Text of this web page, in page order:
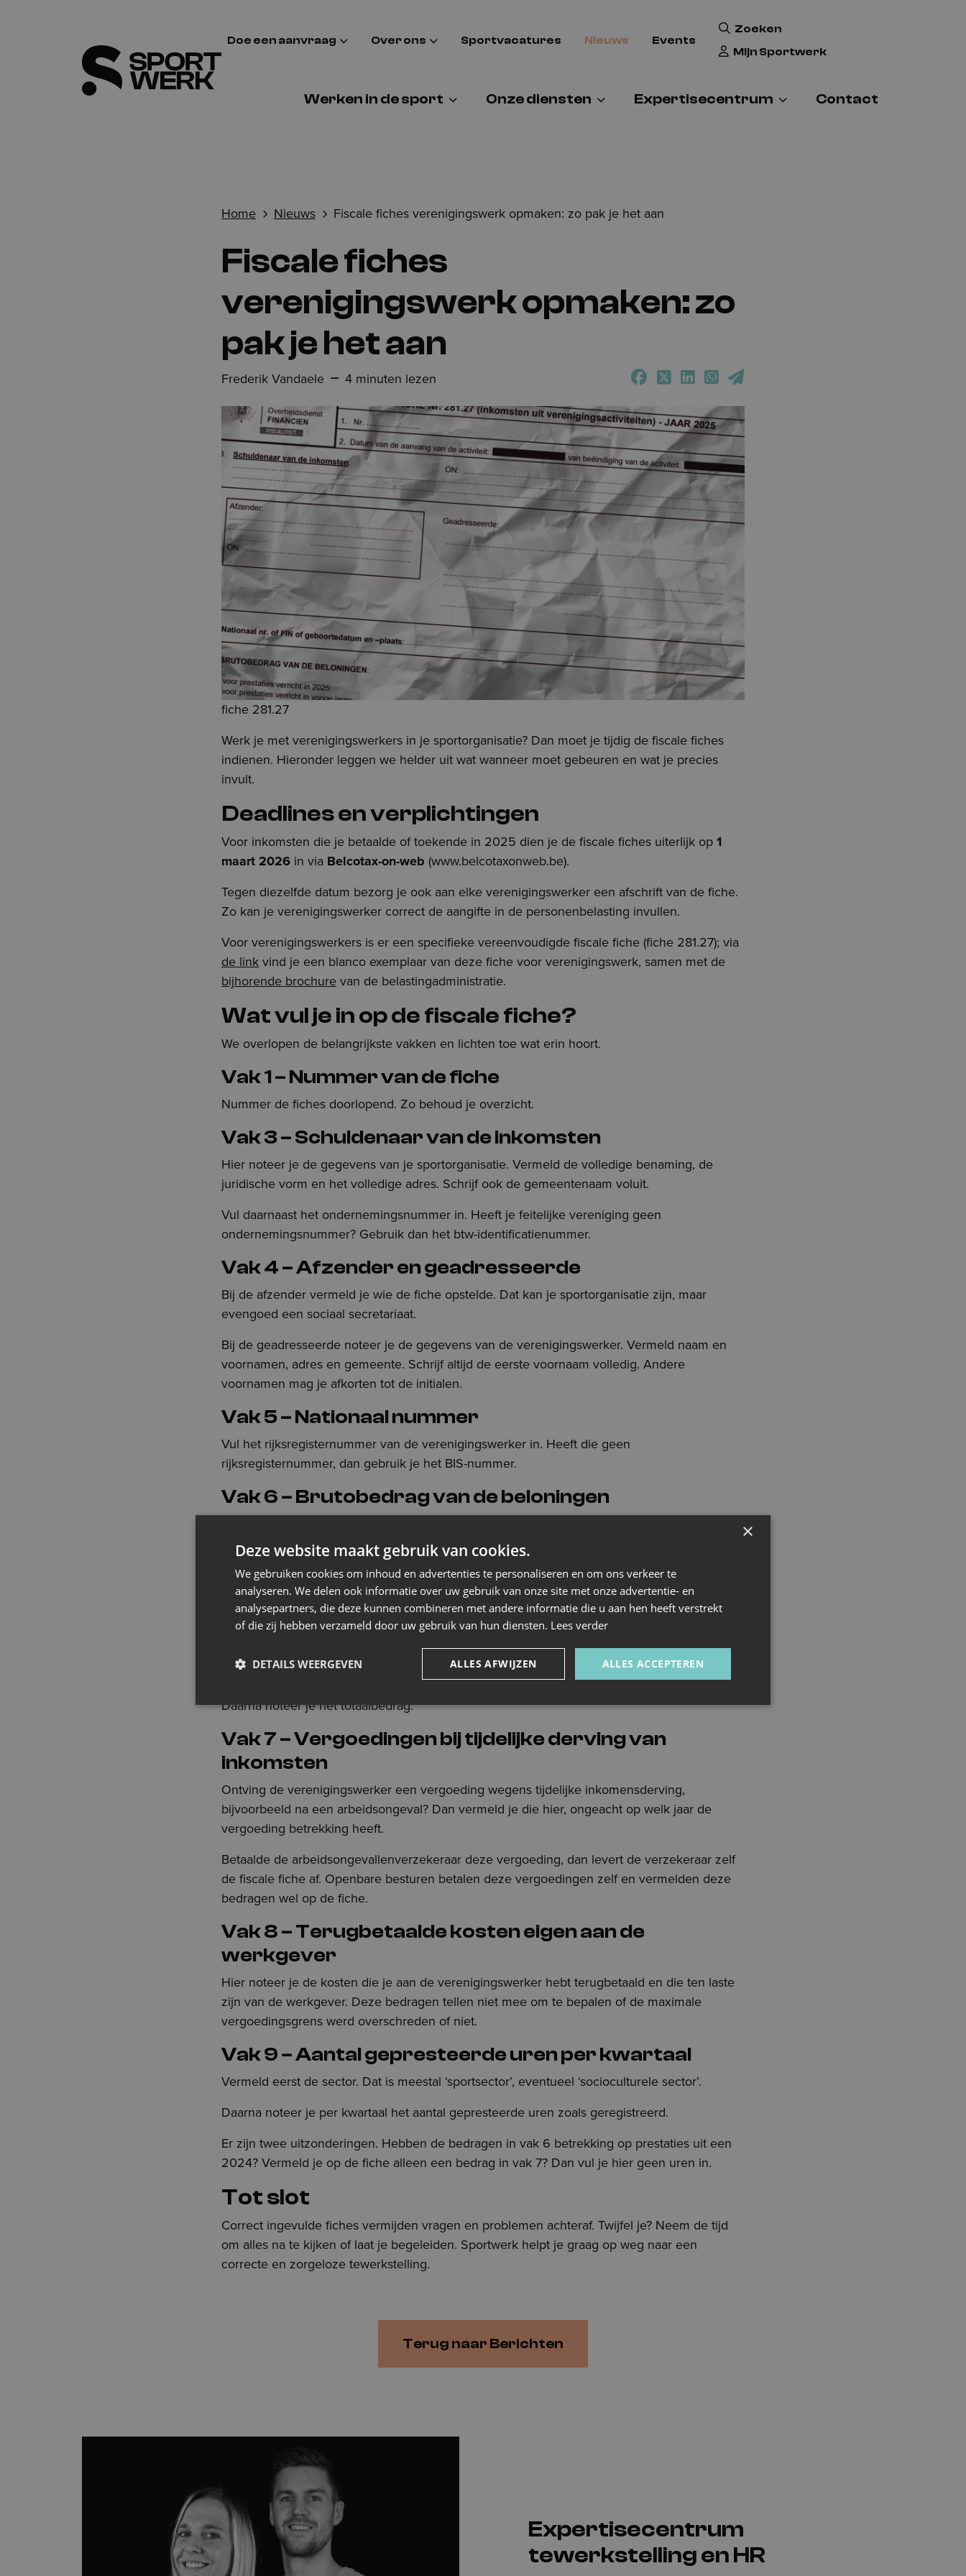
Doe een aanvraag Over ons Sportvacatures Nieuws Events
Zoeken
Mijn Sportwerk
Werken in de sport Onze diensten Expertisecentrum Contact
Home Nieuws Fiscale fiches verenigingswerk opmaken: zo pak je het aan
Fiscale fiches
verenigingswerk opmaken: zo
pak je het aan
Frederik Vandaele 4 minuten lezen Facebook
TwitterLinkedInWhatsApp
Email
fiche 281.27
Werk je met verenigingswerkers in je sportorganisatie? Dan moet je tijdig de fiscale fiches
indienen. Hieronder leggen we helder uit wat wanneer moet gebeuren en wat je precies
invult.
Deadlines en verplichtingen
Voor inkomsten die je betaalde of toekende in 2025 dien je de fiscale fiches uiterlijk op1
maart 2026 in via Belcotax-on-web (www.belcotaxonweb.be).
Tegen diezelfde datum bezorg je ook aan elke verenigingswerker een afschrift van de fiche.
Zo kan je verenigingswerker correct de aangifte in de personenbelasting invullen.
Voor verenigingswerkers is er een specifieke vereenvoudigde fiscale fiche (fiche 281.27); via
de linkvind je een blanco exemplaar van deze fiche voor verenigingswerk, samen met de
bijhorende brochurevan de belastingadministratie.
Wat vul je in op de fiscale fiche?
We overlopen de belangrijkste vakken en lichten toe wat erin hoort.
Vak 1 – Nummer van de fiche
Nummer de fiches doorlopend. Zo behoud je overzicht.
Vak 3 – Schuldenaar van de inkomsten
Hier noteer je de gegevens van je sportorganisatie. Vermeld de volledige benaming, de
juridische vorm en het volledige adres. Schrijf ook de gemeentenaam voluit.
Vul daarnaast het ondernemingsnummer in. Heeft je feitelijke vereniging geen
ondernemingsnummer? Gebruik dan het btw-identificatienummer.
Vak 4 – Afzender en geadresseerde
Bij de afzender vermeld je wie de fiche opstelde. Dat kan je sportorganisatie zijn, maar
evengoed een sociaal secretariaat.
Bij de geadresseerde noteer je de gegevens van de verenigingswerker. Vermeld naam en
voornamen, adres en gemeente. Schrijf altijd de eerste voornaam volledig. Andere
voornamen mag je afkorten tot de initialen.
Vak 5 – Nationaal nummer
Vul het rijksregisternummer van de verenigingswerker in. Heeft die geen
rijksregisternummer, dan gebruik je het BIS-nummer.
Vak 6 – Brutobedrag van de beloningen
Dat gaat ruimer dan enkel de vergoeding. Ook voordelen zoals een tussenkomst in woon-
werkverkeer of maaltijdcheques horen hierbij.
Kosten die eigen zijn aan de werkgever tellen niet als beloning. Die vermeld je later in vak 8.
Je splitst de bedragen op:
beloningen betaald of toegekend in 2025 voor prestaties in 2025;
beloningen betaald of toegekend in 2025 voor prestaties uit vorige jaren.
Daarna noteer je het totaalbedrag.
Vak 7 – Vergoedingen bij tijdelijke derving van
inkomsten
Ontving de verenigingswerker een vergoeding wegens tijdelijke inkomensderving,
bijvoorbeeld na een arbeidsongeval? Dan vermeld je die hier, ongeacht op welk jaar de
vergoeding betrekking heeft.
Betaalde de arbeidsongevallenverzekeraar deze vergoeding, dan levert de verzekeraar zelf
de fiscale fiche af. Openbare besturen betalen deze vergoedingen zelf en vermelden deze
bedragen wel op de fiche.
Vak 8 – Terugbetaalde kosten eigen aan de
werkgever
Hier noteer je de kosten die je aan de verenigingswerker hebt terugbetaald en die ten laste
zijn van de werkgever. Deze bedragen tellen niet mee om te bepalen of de maximale
vergoedingsgrens werd overschreden of niet.
Vak 9 – Aantal gepresteerde uren per kwartaal
Vermeld eerst de sector. Dat is meestal ‘sportsector’, eventueel ‘socioculturele sector’.
Daarna noteer je per kwartaal het aantal gepresteerde uren zoals geregistreerd.
Er zijn twee uitzonderingen. Hebben de bedragen in vak 6 betrekking op prestaties uit een
2024? Vermeld je op de fiche alleen een bedrag in vak 7? Dan vul je hier geen uren in.
Tot slot
Correct ingevulde fiches vermijden vragen en problemen achteraf. Twijfel je? Neem de tijd
om alles na te kijken of laat je begeleiden. Sportwerk helpt je graag op weg naar een
correcte en zorgeloze tewerkstelling.
Terug naar Berichten
Expertisecentrum
tewerkstelling en HR
×
Deze website maakt gebruik van cookies.
We gebruiken cookies om inhoud en advertenties te personaliseren en om ons verkeer te
analyseren. We delen ook informatie over uw gebruik van onze site met onze advertentie- en
analysepartners, die deze kunnen combineren met andere informatie die u aan hen heeft verstrekt
of die zij hebben verzameld door uw gebruik van hun diensten. Lees verder
ALLES ACCEPTEREN
ALLES AFWIJZEN
DETAILS WEERGEVEN